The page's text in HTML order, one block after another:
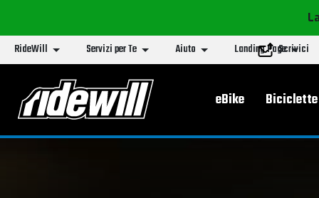
RideWill Servizi per Te Aiuto Landing PageScrivici
Menu
eBike Biciclette